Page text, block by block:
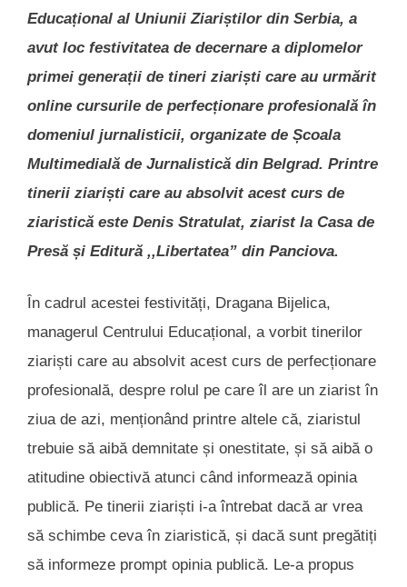
Educațional al Uniunii Ziariștilor din Serbia, a
avut loc festivitatea de decernare a diplomelor
primei generații de tineri ziariști care au urmărit
online cursurile de perfecționare profesională în
domeniul jurnalisticii, organizate de Școala
Multimedială de Jurnalistică din Belgrad. Printre
tinerii ziariști care au absolvit acest curs de
ziaristică este Denis Stratulat, ziarist la Casa de
Presă și Editură ,,Libertatea” din Panciova.
În cadrul acestei festivități, Dragana Bijelica,
managerul Centrului Educațional, a vorbit tinerilor
ziariști care au absolvit acest curs de perfecționare
profesională, despre rolul pe care îl are un ziarist în
ziua de azi, menționând printre altele că, ziaristul
trebuie să aibă demnitate și onestitate, și să aibă o
atitudine obiectivă atunci când informează opinia
publică. Pe tinerii ziariști i-a întrebat dacă ar vrea
să schimbe ceva în ziaristică, și dacă sunt pregătiți
să informeze prompt opinia publică. Le-a propus